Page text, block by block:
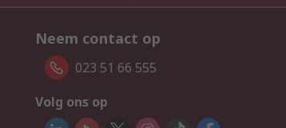
Neem contact op
023 51 66 555
Volg ons op